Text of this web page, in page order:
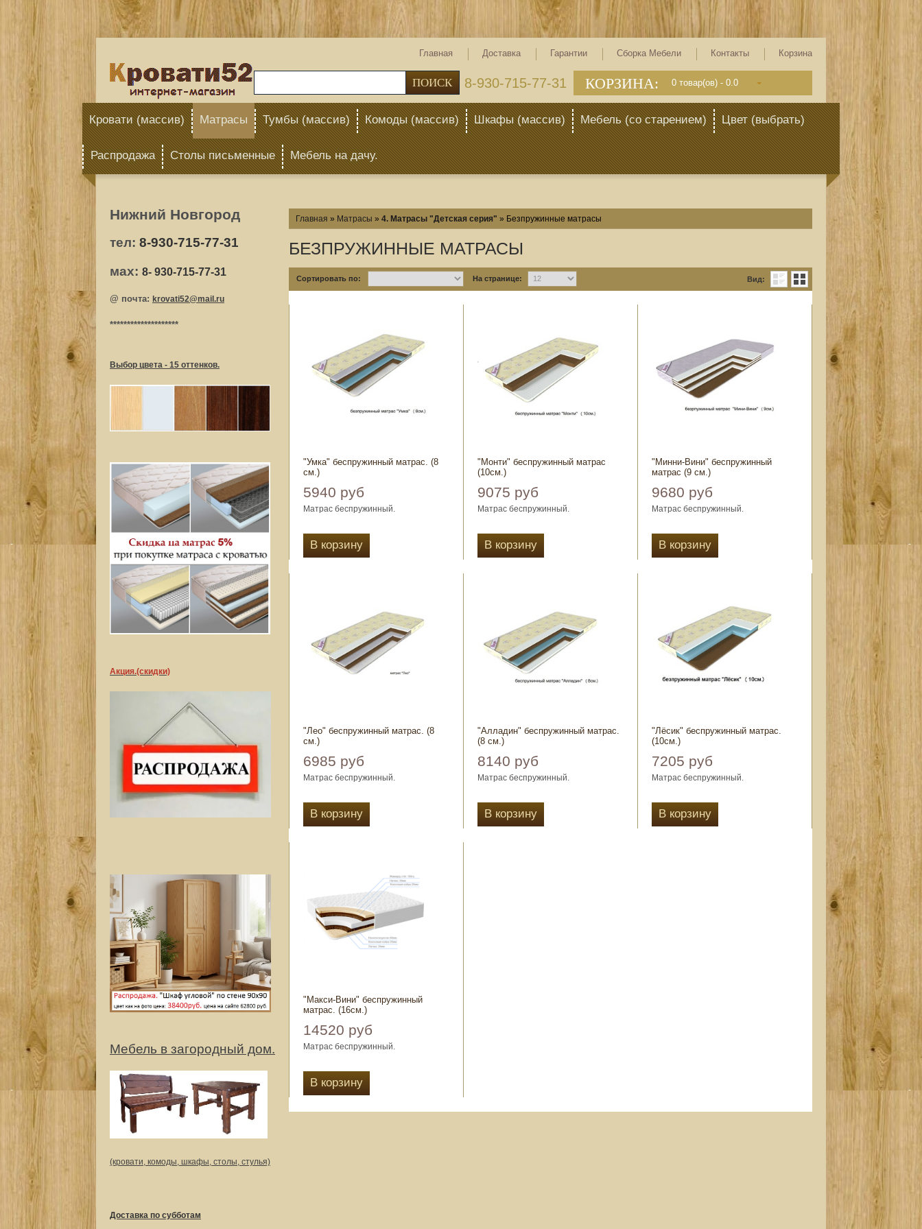
Главная Доставка Гарантии Сборка Мебели Контакты Корзина
КОРЗИНА: 0 товар(ов) - 0.0
тел: 8-930-715-77-31
ПОИСК
Кровати (массив) Матрасы Тумбы (массив) Комоды (массив) Шкафы (массив) Мебель (со старением) Цвет (выбрать)
Распродажа Столы письменные Мебель на дачу.
Нижний Новгород
тел: 8-930-715-77-31
мах: 8- 930-715-77-31
@ почта: krovati52@mail.ru
********************
Выбор цвета - 15 оттенков.
Акция.(скидки)
Мебель в загородный дом.
(кровати, комоды, шкафы, столы, стулья)
Доставка по субботам
Главная » Матрасы » 4. Матрасы "Детская серия" » Безпружинные матрасы
БЕЗПРУЖИННЫЕ МАТРАСЫ
Сортировать по: На странице: Вид:
"Умка" беспружинный матрас. (8
см.)
5940 руб
Матрас беспружинный.
Чехол выбор: полисатин стёганный,
жаккард стёганный.
В корзину
"Монти" беспружинный матрас
(10см.)
9075 руб
Матрас беспружинный.
Чехол выбор: полисатин стёганный,
жаккард стёганный.
В корзину
"Минни-Вини" беспружинный
матрас (9 см.)
9680 руб
Матрас беспружинный.
Чехол выбор: полисатин стёганный,
жаккард стёганный.
В корзину
"Лео" беспружинный матрас. (8
см.)
6985 руб
Матрас беспружинный.
Чехол выбор: полисатин стёганный,
жаккард стёганный.
В корзину
"Алладин" беспружинный матрас.
(8 см.)
8140 руб
Матрас беспружинный.
Чехол выбор: полисатин стёганный,
жаккард стёганный.
В корзину
"Лёсик" беспружинный матрас.
(10см.)
7205 руб
Матрас беспружинный.
Чехол выбор: полисатин стёганный,
жаккард стёганный.
В корзину
"Макси-Вини" беспружинный
матрас. (16см.)
14520 руб
Матрас беспружинный.
Чехол выбор: полисатин стёганный,
жаккард стёганный.
В корзину